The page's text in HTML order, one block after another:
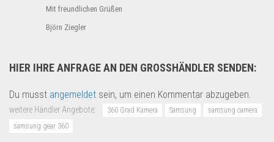
Mit freundlichen Grüßen
Björn Ziegler
HIER IHRE ANFRAGE AN DEN GROSSHÄNDLER SENDEN:
Du musst angemeldet sein, um einen Kommentar abzugeben.
weitere Händler Angebote: 360 Grad Kamera Samsung
samsung camera
samsung gear 360